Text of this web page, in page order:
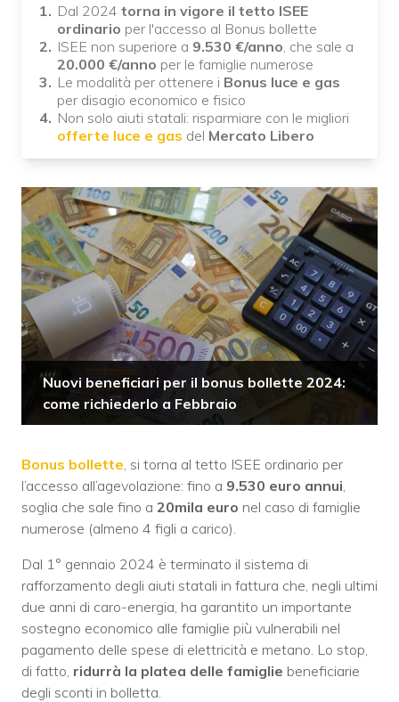
Dal 2024 torna in vigore il tetto ISEE
ordinario per l'accesso al Bonus bollette
ISEE non superiore a 9.530 €/anno, che sale a
20.000 €/anno per le famiglie numerose
Le modalità per ottenere i Bonus luce e gas
per disagio economico e fisico
Non solo aiuti statali: risparmiare con le migliori
offerte luce e gas del Mercato Libero
Nuovi beneficiari per il bonus bollette 2024:
come richiederlo a Febbraio
Bonus bollette , si torna al tetto ISEE ordinario per
l’accesso all’agevolazione: fino a 9.530 euro annui
soglia che sale fino a 20mila euro nel caso di famiglie
numerose (almeno 4 figli a carico).
Dal 1° gennaio 2024 è terminato il sistema di
rafforzamento degli aiuti statali in fattura che, negli ultimi
due anni di caro-energia, ha garantito un importante
sostegno economico alle famiglie più vulnerabili nel
pagamento delle spese di elettricità e metano. Lo stop,
di fatto, ridurrà la platea delle famiglie beneficiarie
degli sconti in bolletta.